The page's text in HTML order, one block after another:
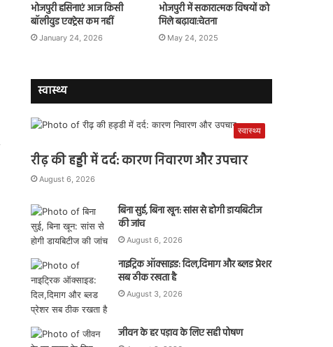
भोजपुरी हसिनाएं आज किसी
बॉलीवुड एक्ट्रेस कम नहीं
January 24, 2026
भोजपुरी में सकारात्मक विषयों को
मिले बढ़ावा:चेतना
May 24, 2025
स्वास्थ्य
स्वास्थ्य
रीढ़ की हड्डी में दर्द: कारण निवारण और उपचार
August 6, 2026
बिना सुई, बिना खून: सांस से होगी डायबिटीज
की जांच
August 6, 2026
नाइट्रिक ऑक्साइड: दिल,दिमाग और ब्लड प्रेशर
सब ठीक रखता है
August 3, 2026
जीवन के हर पड़ाव के लिए सही पोषण